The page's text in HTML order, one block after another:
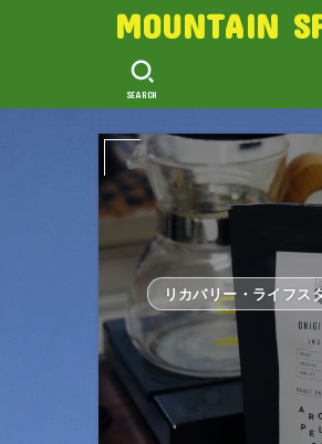
MOUNTAIN
SEARCH
リカバリー・ライフス